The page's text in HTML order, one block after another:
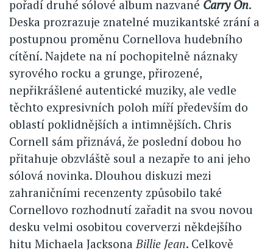
pořadí druhé sólové album nazvané Carry On.
Deska prozrazuje znatelné muzikantské zrání a
postupnou proměnu Cornellova hudebního
cítění. Najdete na ní pochopitelně náznaky
syrového rocku a grunge, přirozené,
nepřikrášlené autentické muziky, ale vedle
těchto expresivních poloh míří především do
oblastí poklidnějších a intimnějších. Chris
Cornell sám přiznává, že poslední dobou ho
přitahuje obzvláště soul a nezapře to ani jeho
sólová novinka. Dlouhou diskuzi mezi
zahraničními recenzenty způsobilo také
Cornellovo rozhodnutí zařadit na svou novou
desku velmi osobitou coververzi někdejšího
hitu Michaela Jacksona Billie Jean. Celkově